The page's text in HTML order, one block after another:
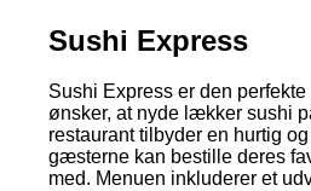
Sushi Express
Sushi Express er den
ønsker, at nyde lækker sushi
restaurant tilbyder en hurtig
gæsterne kan bestille deres
med. Menuen inkluderer et